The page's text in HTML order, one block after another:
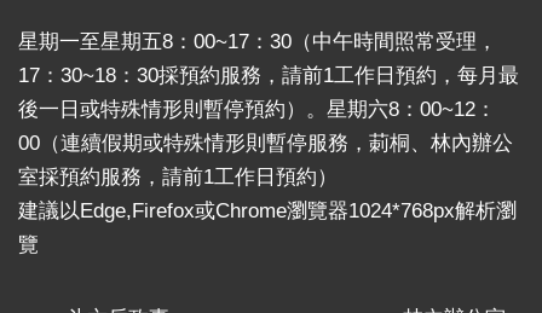
站
導
覽
檢
索
查
星期一至星期五8：00~17：30（中午時間照常受理，
17：30~18：30採預約服務，請前1工作日預約，每月最
後一日或特殊情形則暫停預約）。星期六8：00~12：
00（連續假期或特殊情形則暫停服務，莿桐、林內辦公
室採預約服務，請前1工作日預約）
建議以Edge,Firefox或Chrome瀏覽器1024*768px解析瀏
覽